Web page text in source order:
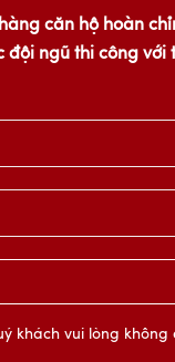
căn hộ hoàn
ngũ thi công với
khách vui lòng